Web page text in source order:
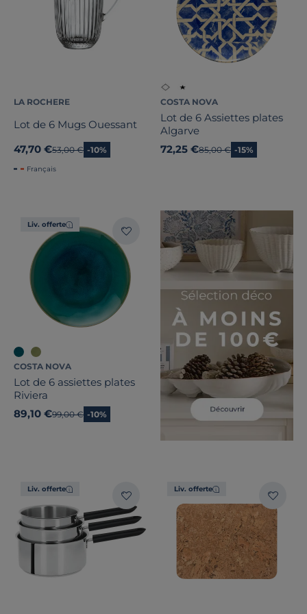
LA ROCHERE
Lot de 6 Mugs Ouessant
47,70 €Ancien prix
53,00 € -10%
Français
COSTA NOVA
Lot de 6 Assiettes plates
Algarve
72,25 €Ancien prix
85,00 € -15%
Liv. offerte
COSTA NOVA
Lot de 6 assiettes plates
Riviera
89,10 €Ancien prix
99,00 € -10%
Liv. offerte Liv. offerte